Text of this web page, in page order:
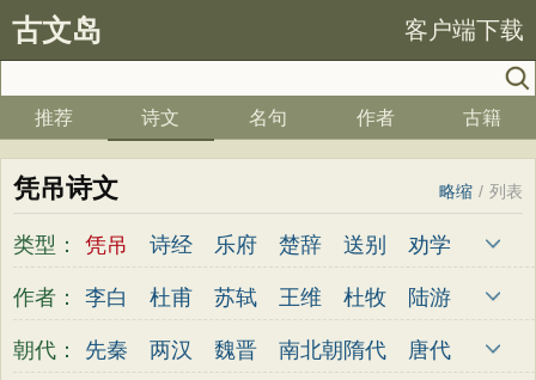
古文岛 客户端下载
推荐 诗文 名句 作者 古籍
凭吊诗文 列表
/
略缩
类型： 凭吊 诗经 乐府 楚辞 送别
劝学
边塞
儿童 春天 夏天 秋天
冬天
作者： 李白 杜甫 苏轼 王维 杜牧
陆游
李煜
元稹 韩愈 岑参 齐己
贾岛
朝代： 先秦 两汉 魏晋 南北朝 隋代
唐代